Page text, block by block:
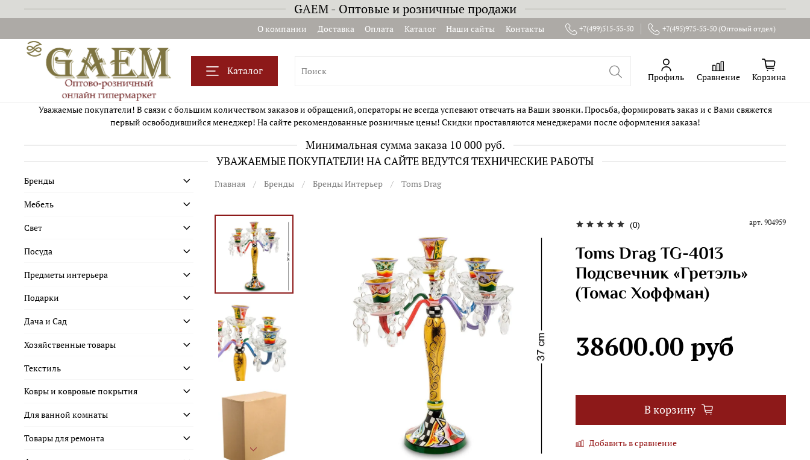
GAEM - Оптовые и розничные продажи
О компании Доставка Оплата Каталог Наши сайты Контакты +7(499)515-55-50 +7(495)975-55-50 (Оптовый отдел)
Каталог Профиль Сравнение Корзина
Уважаемые покупатели! В связи с большим количеством заказов и обращений, операторы не всегда успевают отвечать на Ваши звонки. Просьба, формировать заказ и с Вами свяжется
первый освободившийся менеджер! На сайте рекомендованные розничные цены! Скидки проставляются менеджерами после оформления заказа!
Минимальная сумма заказа 10 000 руб.
УВАЖАЕМЫЕ ПОКУПАТЕЛИ! НА САЙТЕ ВЕДУТСЯ ТЕХНИЧЕСКИЕ РАБОТЫ
Главная Бренды Бренды Интерьер Toms Drag
(0) арт. 904959
Toms Drag TG-4013
Подсвечник «Гретэль»
(Томас Хоффман)
38600.00 руб
В корзину
Добавить в сравнение
Бренды
Мебель
Свет
Посуда
Предметы интерьера
Подарки
Дача и Сад
Хозяйственные товары
Текстиль
Ковры и ковровые покрытия
Для ванной комнаты
Товары для ремонта